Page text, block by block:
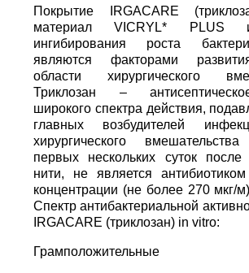
Покрытие IRGACARE
материал VICRYL* PLUS
ингибирования роста
являются факторами
области хирургического
Триклозан –
широкого спектра действия,
главных возбудителей
хирургического
первых нескольких суток после
нити, не является
концентрации (не более 270 мкг/
Спектр антибактериальной
IRGACARE (триклозан) in vitro:
Грамположительные